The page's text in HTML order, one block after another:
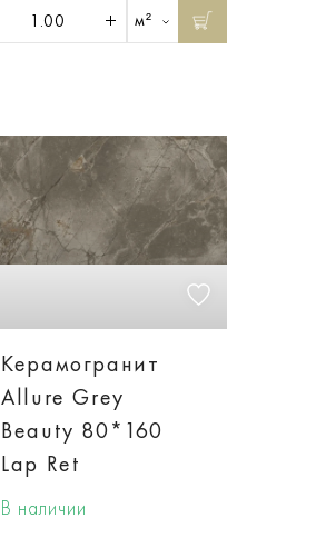
м²
Керамогранит
Allure Grey
Beauty 80*160
Lap Ret
В наличии